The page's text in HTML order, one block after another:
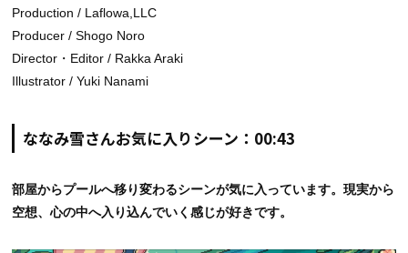
Production / Laflowa,LLC
Producer / Shogo Noro
Director・Editor / Rakka Araki
Illustrator / Yuki Nanami
ななみ雪さんお気に入りシーン：00:43
部屋からプールへ移り変わるシーンが気に入っています。現実から
空想、心の中へ入り込んでいく感じが好きです。